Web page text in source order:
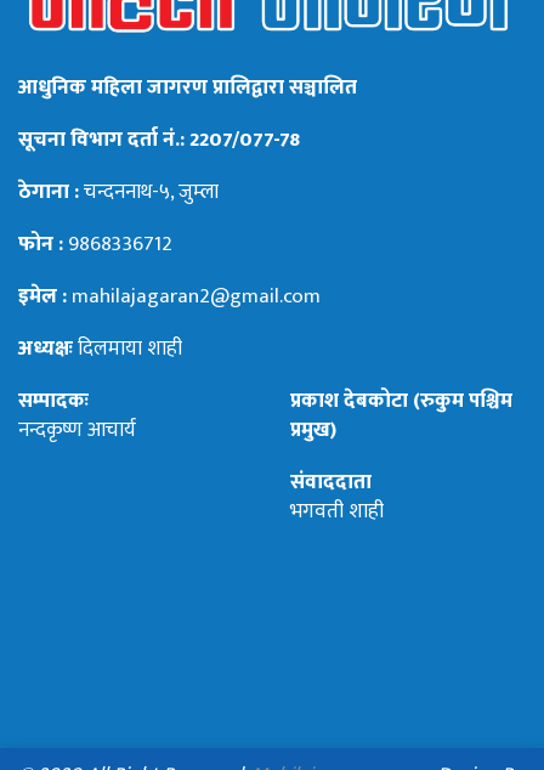
आधुनिक महिला जागरण प्रालिद्वारा सञ्चालित
सूचना विभाग दर्ता नं.: 2207/077-78
ठेगाना :चन्दननाथ-५, जुम्ला
फोन :9868336712
इमेल :mahilajagaran2@gmail.com
अध्यक्षःदिलमाया शाही
सम्पादकः
नन्दकृष्ण आचार्य
प्रकाश देबकोटा (रुकुम पश्चिम
प्रमुख)
संवाददाता
भगवती शाही